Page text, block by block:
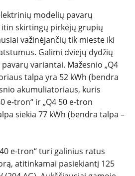
modelių pavarų
skirtingų pirkėjų grupių
važinėjančių tik mieste iki
Galimi dviejų dydžių
variantai. Mažesnio „Q4
talpa yra 52 kWh (bendra
akumuliatoriaus, kuris
e-tron“ ir „Q4 50 e-tron
siekia 77 kWh (bendra talpa –
e-tron“ turi galinius ratus
atitinkamai pasiekiantį 125